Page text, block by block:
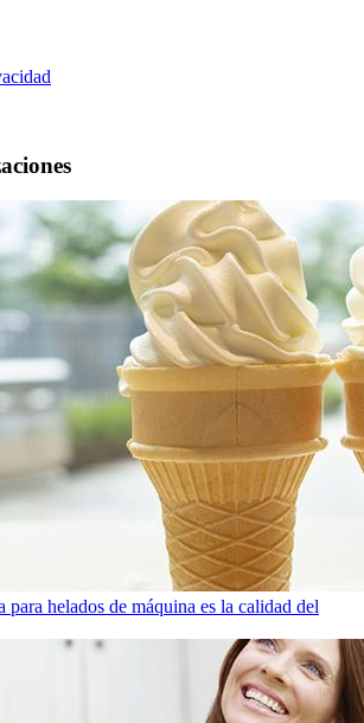
para helados de máquina es la calidad del